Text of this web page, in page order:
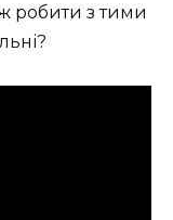
робити з тими